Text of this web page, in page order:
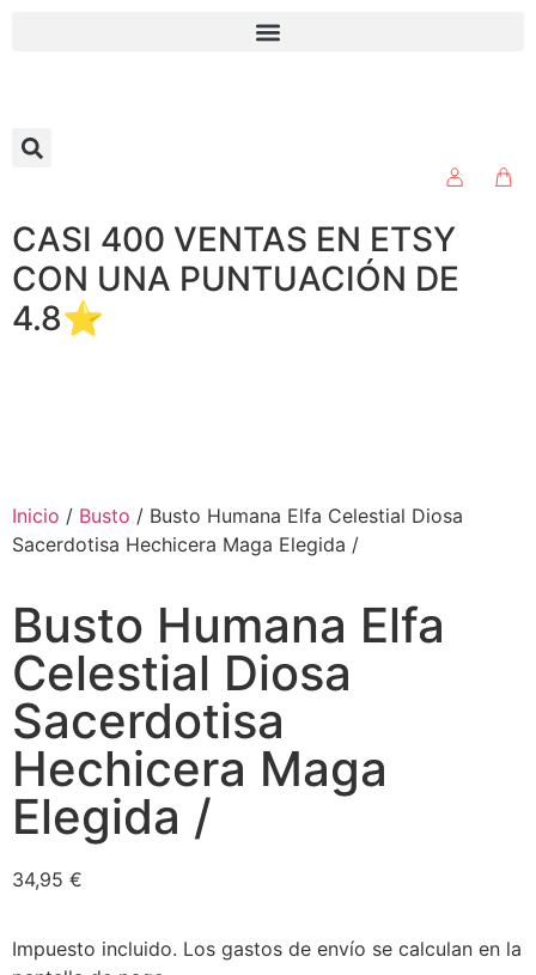
CASI 400 VENTAS EN ETSY
CON UNA PUNTUACIÓN DE
4.8⭐
Inicio / Busto / Busto Humana Elfa Celestial Diosa
Sacerdotisa Hechicera Maga Elegida /
Busto Humana Elfa
Celestial Diosa
Sacerdotisa
Hechicera Maga
Elegida /
34,95 €
Impuesto incluido. Los gastos de envío se calculan en la